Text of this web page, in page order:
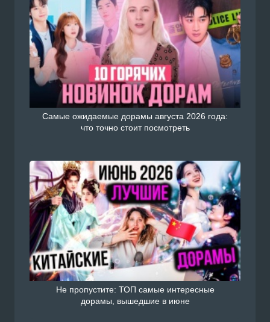
Самые ожидаемые дорамы августа 2026 года:
что точно стоит посмотреть
Не пропустите: ТОП самые интересные
дорамы, вышедшие в июне